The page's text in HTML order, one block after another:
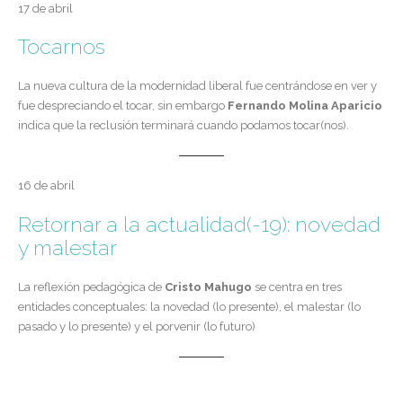
17 de abril
Tocarnos
La nueva cultura de la modernidad liberal fue centrándose en ver y
fue despreciando el tocar, sin embargo Fernando Molina Aparicio
indica que la reclusión terminará cuando podamos tocar(nos).
16 de abril
Retornar a la actualidad(-19): novedad
y malestar
La reflexión pedagógica de Cristo Mahugo se centra en tres
entidades conceptuales: la novedad (lo presente), el malestar (lo
pasado y lo presente) y el porvenir (lo futuro)